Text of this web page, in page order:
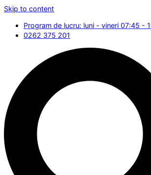
Skip to content
Program de lucru: luni - vineri 07:45 -
0262 375 201